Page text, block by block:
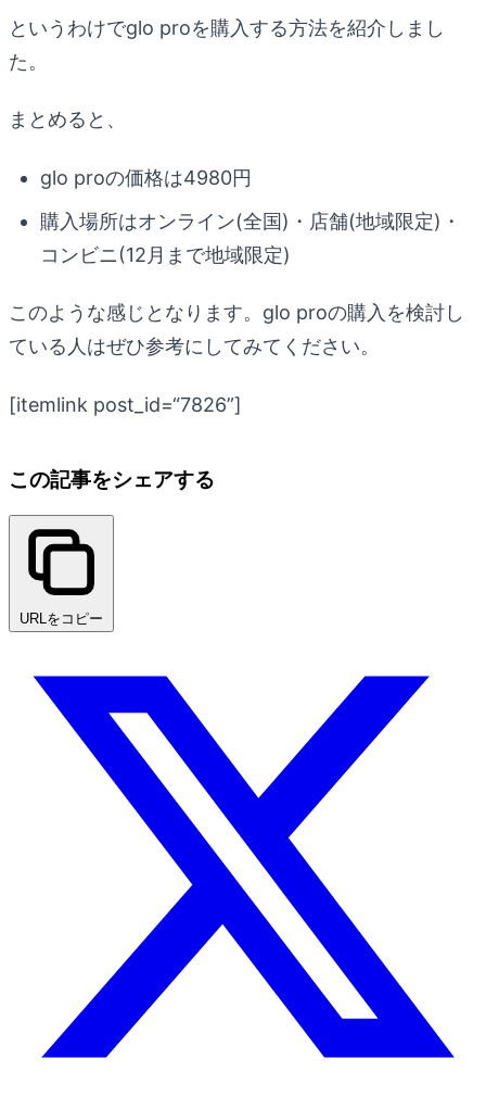
というわけでglo proを購入する方法を紹介しまし
た。
まとめると、
glo proの価格は4980円
購入場所はオンライン(全国)・店舗(地域限定)・
コンビニ(12月まで地域限定)
このような感じとなります。glo proの購入を検討し
ている人はぜひ参考にしてみてください。
[itemlink post_id=“7826”]
この記事をシェアする
URLをコピー